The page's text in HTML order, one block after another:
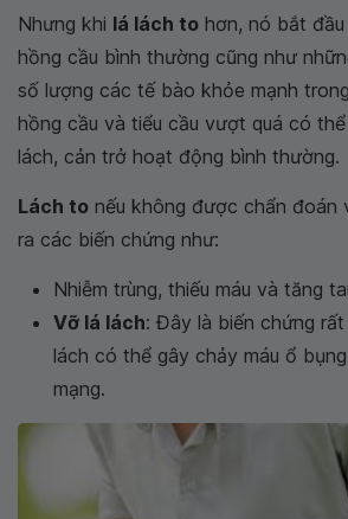
Nhưng khi lá lách to hơn, nó bắt
hồng cầu bình thường cũng như
số lượng các tế bào khỏe mạnh
hồng cầu và tiểu cầu vượt quá có
lách, cản trở hoạt động bình thường.
Lách to nếu không được chẩn đoán
ra các biến chứng như:
Nhiễm trùng, thiếu máu và tăng
Vỡ lá lách: Đây là biến chứng
lách có thể gây chảy máu ổ
mạng.